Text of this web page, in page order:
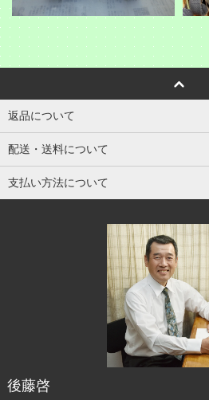
返品について
配送・送料について
支払い方法について
後藤啓